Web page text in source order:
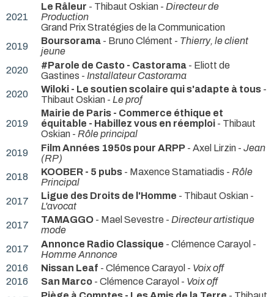
2021
Le Râleur - Thibaut Oskian - Directeur de
Production
Grand Prix Stratégies de la Communication
2019
Boursorama - Bruno Clément - Thierry, le client
jeune
2020
#Parole de Casto - Castorama - Eliott de
Gastines - Installateur Castorama
2020
Wiloki - Le soutien scolaire qui s'adapte à tous -
Thibaut Oskian - Le prof
2019
Mairie de Paris - Commerce éthique et
équitable - Habillez vous en réemploi - Thibaut
Oskian - Rôle principal
2019
Film Années 1950s pour ARPP - Axel Lirzin - Jean
(RP)
2018
KOOBER - 5 pubs - Maxence Stamatiadis - Rôle
Principal
2017
Ligue des Droits de l'Homme - Thibaut Oskian -
L'avocat
2017
TAMAGGO - Mael Sevestre - Directeur artistique
mode
2017
Annonce Radio Classique - Clémence Carayol -
Homme Annonce
2016
Nissan Leaf - Clémence Carayol - Voix off
2016
San Marco - Clémence Carayol - Voix off